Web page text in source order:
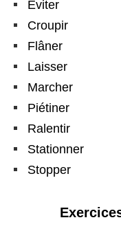
Eviter
Croupir
Flâner
Laisser
Marcher
Piétiner
Ralentir
Stationner
Stopper